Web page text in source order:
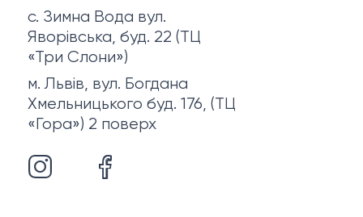
с. Зимна Вода вул.
Яворівська, буд. 22 (ТЦ
«Три Слони»)
м. Львів, вул. Богдана
Хмельницького буд. 176, (ТЦ
«Гора») 2 поверх